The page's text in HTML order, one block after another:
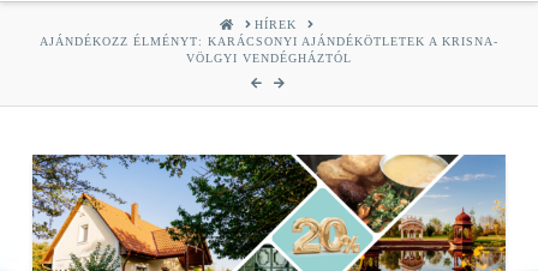
HOMEHÍREK
AJÁNDÉKOZZ ÉLMÉNYT: KARÁCSONYI AJÁNDÉKÖTLETEK A KRISNA-
VÖLGYI VENDÉGHÁZTÓL